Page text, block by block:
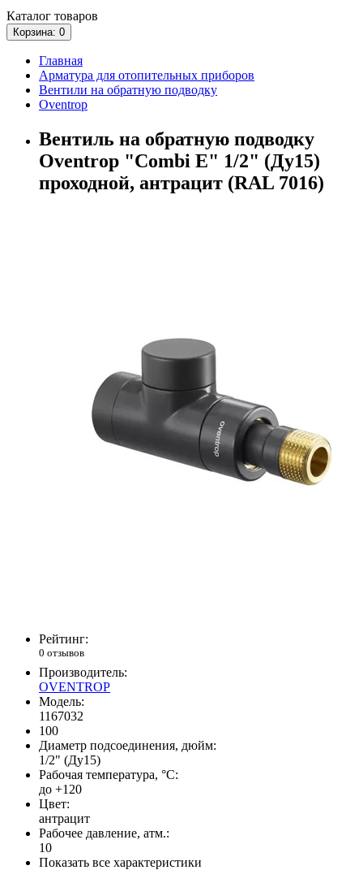
Каталог товаров
Корзина: 0
Главная
Арматура для отопительных приборов
Вентили на обратную подводку
Oventrop
Вентиль на обратную подводку
Oventrop "Combi E" 1/2" (Ду15)
проходной, антрацит (RAL 7016)
Рейтинг:
0 отзывов
Производитель:
OVENTROP
Модель:
1167032
100
Диаметр подсоединения, дюйм:
1/2" (Ду15)
Рабочая температура, °С:
до +120
Цвет:
антрацит
Рабочее давление, атм.:
10
Показать все характеристики